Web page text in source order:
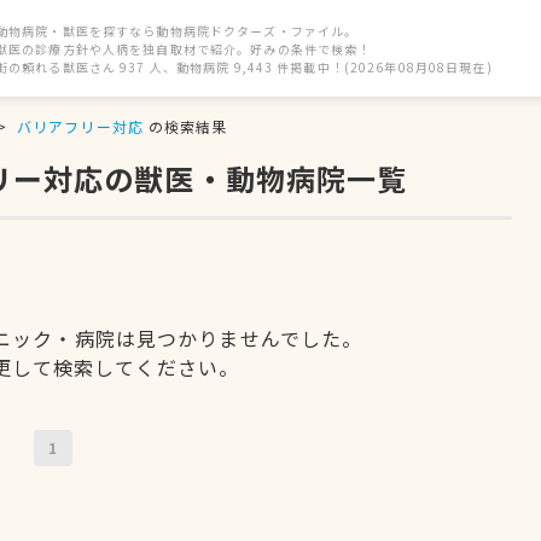
物病院・獣医を探すなら動物病院ドクターズ・ファイル。
医の診療方針や人柄を独自取材で紹介。好みの条件で検索！
の頼れる獣医さん 937 人、動物病院 9,443 件掲載中！(2026年08月08日現在)
バリアフリー対応 の検索結果
対応の獣医・動物病院一覧
ク・病院は見つかりませんでした。
て検索してください。
1